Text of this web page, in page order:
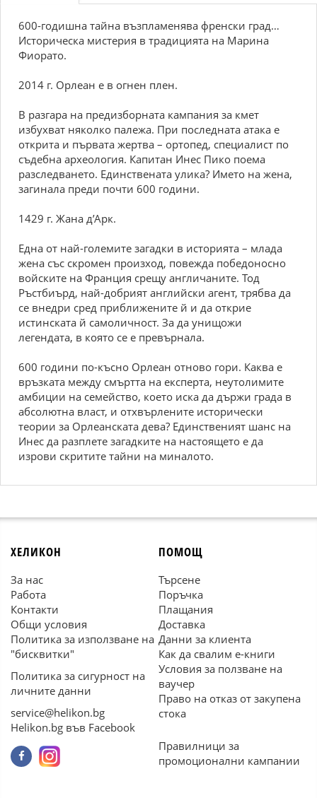
600-годишна тайна възпламенява френски град…
Историческа мистерия в традицията на Марина
Фиорато.
2014 г. Орлеан е в огнен плен.
В разгара на предизборната кампания за кмет
избухват няколко палежа. При последната атака е
открита и първата жертва – ортопед, специалист по
съдебна археология. Капитан Инес Пико поема
разследването. Единствената улика? Името на жена,
загинала преди почти 600 години.
1429 г. Жана д’Арк.
Една от най-големите загадки в историята – млада
жена със скромен произход, повежда победоносно
войските на Франция срещу англичаните. Тод
Ръстбиърд, най-добрият английски агент, трябва да
се внедри сред приближените й и да открие
истинската й самоличност. За да унищожи
легендата, в която се е превърнала.
600 години по-късно Орлеан отново гори. Каква е
връзката между смъртта на експерта, неутолимите
амбиции на семейство, което иска да държи града в
абсолютна власт, и отхвърлените исторически
теории за Орлеанската дева? Единственият шанс на
Инес да разплете загадките на настоящето е да
изрови скритите тайни на миналото.
ХЕЛИКОН
За нас
Работа
Контакти
Общи условия
Политика за използване на
"бисквитки"
Политика за сигурност на
личните данни
service@helikon.bg
Helikon.bg във Facebook
ПОМОЩ
Търсене
Поръчка
Плащания
Доставка
Данни за клиента
Как да свалим е-книги
Условия за ползване на
ваучер
Право на отказ от закупена
стока
Правилници за
промоционални кампании